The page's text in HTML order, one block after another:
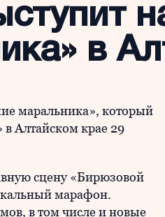
в
маральника», который
Алтайском крае 29
сцену «Бирюзовой
марафон.
в том числе и новые